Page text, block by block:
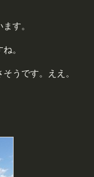
す。
。
うです。ええ。